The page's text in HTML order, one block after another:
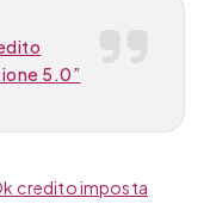
5.0”
credito imposta